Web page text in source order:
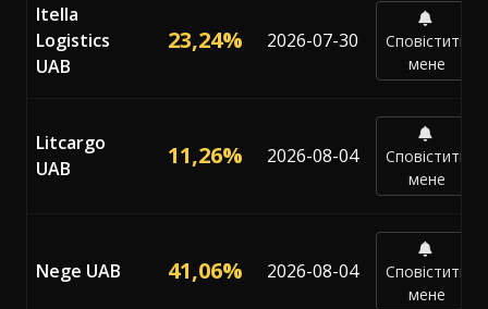
Itella
Logistics
UAB
23,24% 2026-07-30
Сповістити
мене
Litcargo
UAB
11,26% 2026-08-04
Сповістити
мене
Nege UAB 41,06% 2026-08-04
Сповістити
мене